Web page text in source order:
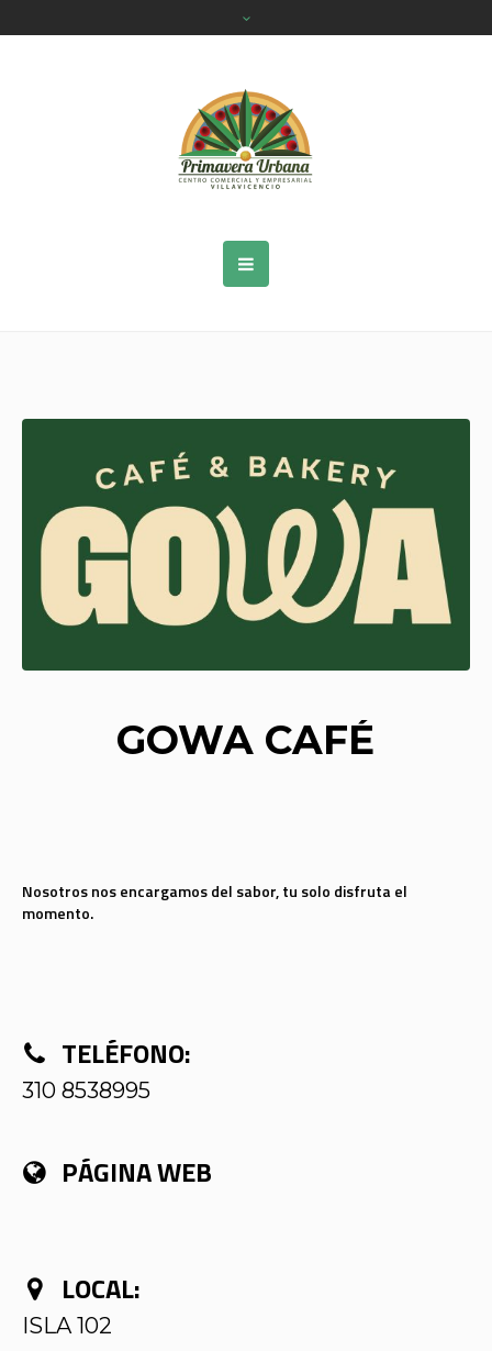
GOWA CAFÉ
Nosotros nos encargamos del sabor, tu solo disfruta el
momento.
TELÉFONO:
310 8538995
PÁGINA WEB
LOCAL:
ISLA 102